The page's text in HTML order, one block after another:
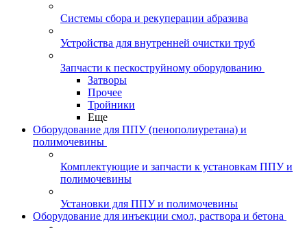
Системы сбора и рекуперации абразива
Устройства для внутренней очистки труб
Запчасти к пескоструйному оборудованию
Затворы
Прочее
Тройники
Еще
Оборудование для ППУ (пенополиуретана) и
полимочевины
Комплектующие и запчасти к установкам ППУ и
полимочевины
Установки для ППУ и полимочевины
Оборудование для инъекции смол, раствора и бетона